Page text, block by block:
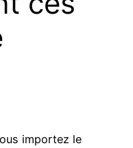
importez le